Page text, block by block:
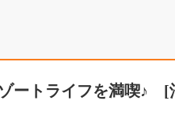
ートライフを満喫♪ [